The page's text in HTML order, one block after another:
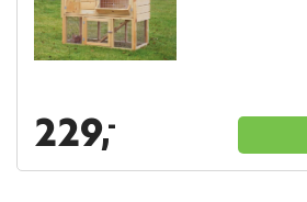
229,-